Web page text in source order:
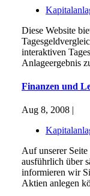
Diese Website
interaktiven
Anlageergebnis
Finanzen und
Aug 8, 2008 |
Auf unserer
ausführlich über
informieren wir
Aktien anlegen